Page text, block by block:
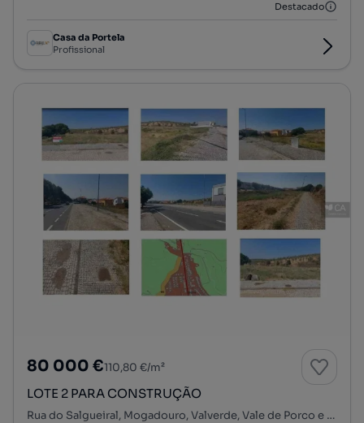
Destacado
Casa da Portela
Profissional
80 000 €110,80 €/m²
LOTE 2 PARA CONSTRUÇÃO
Rua do Salgueiral, Mogadouro, Valverde, Vale de Porco e Vilar de Rei, Mogadouro, Bragança